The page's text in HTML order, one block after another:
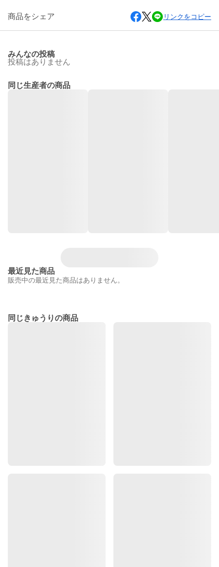
商品をシェア リンクをコピー
みんなの投稿
投稿はありません
同じ生産者の商品
最近見た商品
販売中の最近見た商品はありません。
同じきゅうりの商品